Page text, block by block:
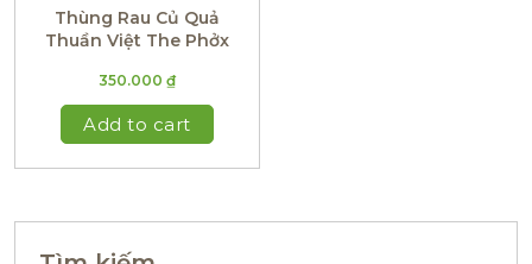
Thùng Rau Củ Quả
Thuần Việt The Phởx
350.000 ₫
Add to cart